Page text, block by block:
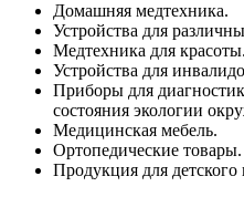
Домашняя медтехника.
Устройства для
Медтехника для красоты.
Устройства для
Приборы для
состояния экологии
Медицинская мебель.
Ортопедические товары.
Продукция для детского